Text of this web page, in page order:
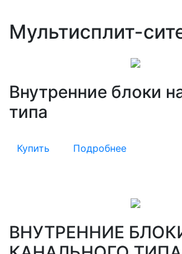
Мультисплит-
Внутренние блоки
типа
Купить Подробнее
ВНУТРЕННИЕ